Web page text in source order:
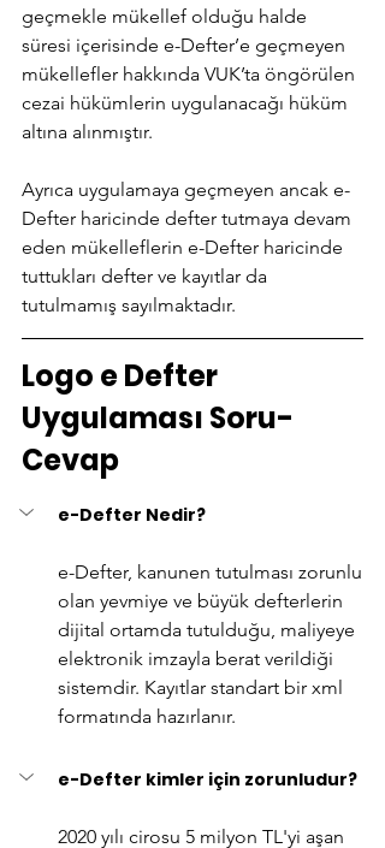
geçmekle mükellef olduğu halde
süresi içerisinde e-Defter’e geçmeyen
mükellefler hakkında VUK’ta öngörülen
cezai hükümlerin uygulanacağı hüküm
altına alınmıştır.
Ayrıca uygulamaya geçmeyen ancak e-
Defter haricinde defter tutmaya devam
eden mükelleflerin e-Defter haricinde
tuttukları defter ve kayıtlar da
tutulmamış sayılmaktadır.
Logo e Defter
Uygulaması Soru-
Cevap
e-Defter Nedir?
e-Defter, kanunen tutulması zorunlu
olan yevmiye ve büyük defterlerin
dijital ortamda tutulduğu, maliyeye
elektronik imzayla berat verildiği
sistemdir. Kayıtlar standart bir xml
formatında hazırlanır.
e-Defter kimler için zorunludur?
2020 yılı cirosu 5 milyon TL'yi aşan